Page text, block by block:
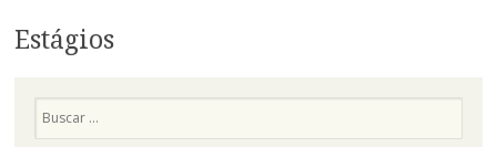
Estágios